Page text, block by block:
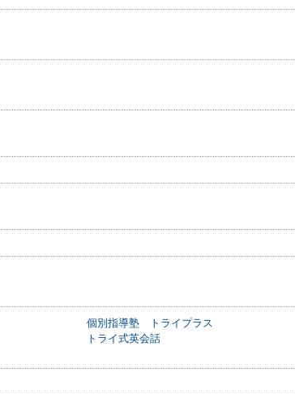
個別指導塾 トライプラス
トライ式英会話